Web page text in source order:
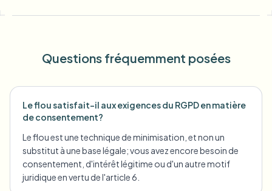
Questions fréquemment posées
Le flou satisfait-il aux exigences du RGPD en matière
de consentement?
Le flou est une technique de minimisation, et non un
substitut à une base légale; vous avez encore besoin de
consentement, d'intérêt légitime ou d'un autre motif
juridique en vertu de l'article 6.